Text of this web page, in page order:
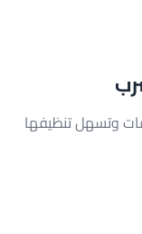
وتسهل تنظيفها